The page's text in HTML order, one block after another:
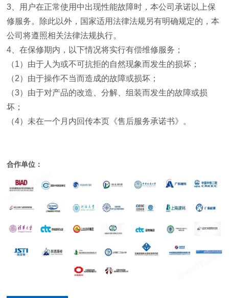
3 、用户在正常使用中出现性能故障时，本公司承诺以上保
修服务。除此以外，国家适用法律法规另有明确规定的，本
公司将遵照相关法律法规执行。
4 、在保修期内，以下情况将实行有偿维修服务；
（1）由于人为或不可抗拒的自然现象而发生的损坏；
（2）由于操作不当而造成的故障或损坏；
（3）由于对产品的改造、分解、组装而发生的故障或损
坏；
（4）未在一个月内回传本页《售后服务承诺书》。
合作单位：